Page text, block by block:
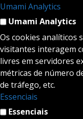
Umami Analytics
Umami Analytics
Os cookies analíticos
visitantes interagem
livres em servidores
métricas de número
de tráfego, etc.
Essenciais
Essenciais